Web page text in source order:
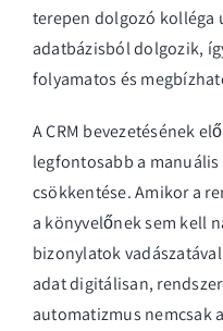
terepen dolgozó kolléga
adatbázisból dolgozik,
folyamatos és
ACRM bevezetésének
legfontosabb a
csökkentése. Amikor a
a könyvelőnek sem kell
bizonylatok
adat digitálisan,
automatizmus nemcsak